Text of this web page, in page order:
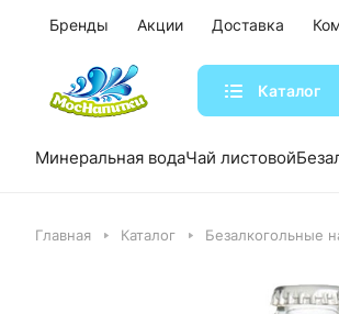
Бренды Акции Доставка
Каталог
Минеральная водаЧай листовой
Главная Каталог Безалкогольные